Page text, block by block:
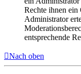
Rechte ihnen ein
Administrator
entsprechende
Nach oben